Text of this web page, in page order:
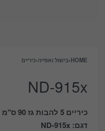
HOME
›בישול ואפייה›כיריים
ND-915x
דגם: ND-915x